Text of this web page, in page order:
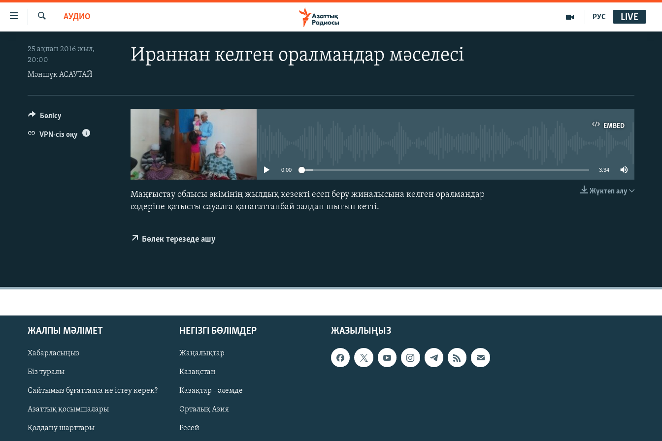
Accessibility
content
ЖАҢАЛЫҚТАР
САЯСАТ
AZATTYQTV
ҚАҢТАР ОҚИҒАСЫ
АДАМ ҚҰҚЫҚТАРЫ
ӘЛЕУМЕТ
Русский
АУДИО РУС LIVE
Ираннан келген оралмандар мәселесі
25 ақпан 2016 жыл,
20:00
Мәншүк АСАУТАЙ
EMBED
EMBED
0:00 3:34
Жүктеп алу
Маңғыстау облысы әкімінің жылдық кезекті есеп беру жиналысына келген оралмандар
өздеріне қатысты сауалға қанағаттанбай залдан шығып кетті.
Бөлек терезеде ашу
Бөлісу
VPN-сіз оқу
ЖАЗЫЛЫҢЫЗ
ЖАЛПЫ МӘЛІМЕТ
Хабарласыңыз
Біз туралы
Сайтымыз бұғатталса не істеу керек?
Азаттық қосымшалары
Қолдану шарттары
НЕГІЗГІ БӨЛІМДЕР
Жаңалықтар
Қазақстан
Қазақтар - әлемде
Орталық Азия
Ресей